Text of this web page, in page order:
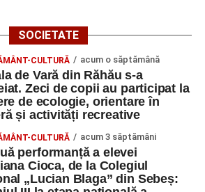
SOCIETATE
CULTURĂ acum o săptămână
de Vară din Răhău s-a
Zeci de copii au participat la
de ecologie, orientare în
și activități recreative
CULTURĂ acum 3 săptămâni
performanță a elevei
Cioca, de la Colegiul
„Lucian Blaga” din Sebeș: